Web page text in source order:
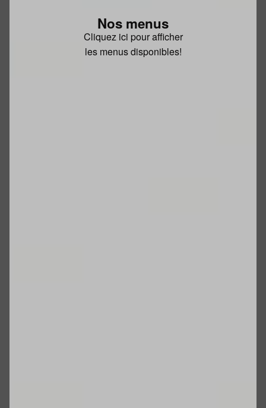
Nos menus
Cliquez ici pour afficher
les menus disponibles!